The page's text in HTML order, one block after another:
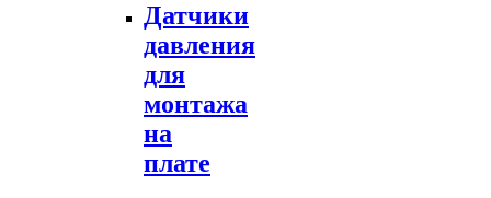
Датчики
давления
для
монтажа
на
плате